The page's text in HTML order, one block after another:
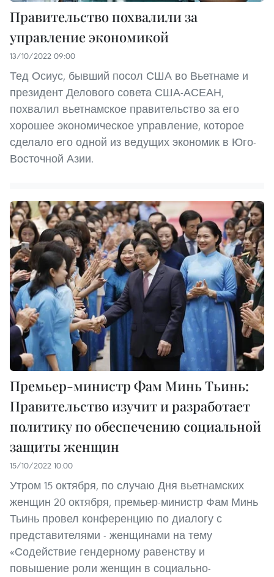
Правительство похвалили за
управление экономикой
13/10/2022 09:00
Тед Осиус, бывший посол США во Вьетнаме и
президент Делового совета США-АСЕАН,
похвалил вьетнамское правительство за его
хорошее экономическое управление, которое
сделало его одной из ведущих экономик в Юго-
Восточной Азии.
Премьер-министр Фам Минь Тьинь:
Правительство изучит и разработает
политику по обеспечению социальной
защиты женщин
15/10/2022 10:00
Утром 15 октября, по случаю Дня вьетнамских
женщин 20 октября, премьер-министр Фам Минь
Тьинь провел конференцию по диалогу с
представителями - женщинами на тему
«Содействие гендерному равенству и
повышение роли женщин в социально-